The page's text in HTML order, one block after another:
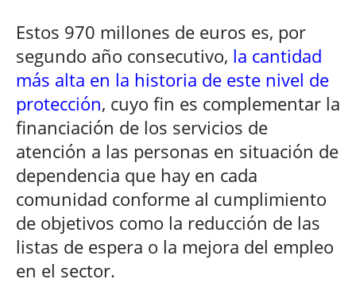
Estos 970 millones de euros es, por
segundo año consecutivo, la cantidad
más alta en la historia de este nivel de
protección, cuyo fin es complementar la
financiación de los servicios de
atención a las personas en situación de
dependencia que hay en cada
comunidad conforme al cumplimiento
de objetivos como la reducción de las
listas de espera o la mejora del empleo
en el sector.